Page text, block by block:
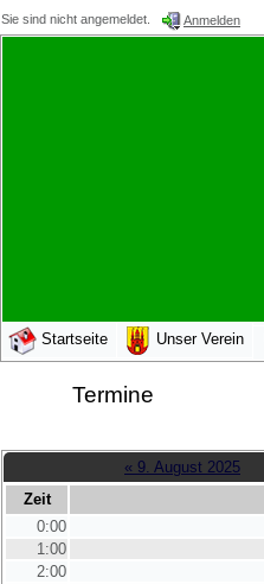
Sie sind nicht angemeldet. Anmelden
Startseite Unser Verein
Termine
« 9. August 2025
Zeit
0:00
1:00
2:00